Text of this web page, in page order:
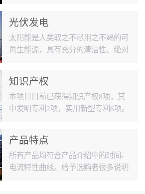
地球上可开发利用的水能总量还要大
10倍。中国风能储量很大、分布面
广，仅陆地上的风能储量就有约2.53
源约有100亿千瓦，几乎是现在全世
界水力发电量的十倍。目前来看，不
仅仅在中国发展迅速，在世界风能市
场每年都能...
光伏发电
太阳能是人类取之不尽用之不竭的可
再生能源，具有充分的清洁性、绝对
在的经济性等优点，在长期的能源战
略中具有重要地位。光伏发电具备安
全可靠，且不受地区限制等特点。无
大型光伏发电厂多数建在西北，华北
地区。在沙漠等荒凉地区建造广阔太
阳能板形成大型发电厂。 振力祥源
高压熔断器主要供给大型光...
知识产权
本项目目前已获得知识产权8项，其
中发明专利2项，实用新型专利6项。
产品特点
所有产品均符合产品介绍中的时间-
电流特性曲线。给予选购者很多说明